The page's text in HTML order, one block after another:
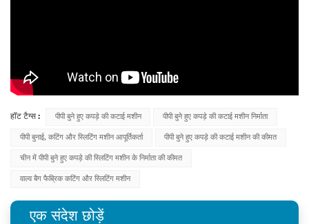
हॉट टैग्स : पीपी बुने हुए कपड़े की कटाई मशीन पीपी बुने हुए कपड़े की कटाई मशीन निर्माता
पीपी बुनाई, कटिंग और स्लिटिंग मशीन आपूर्तिकर्ता पीपी बुने हुए कपड़े की कटाई मशीन की कीमत
चीन में पीपी बुने हुए कपड़े की स्लिटिंग मशीन के निर्माता की कीमत
वाल्व बैग फैब्रिक कटिंग और स्लिटिंग मशीन
एक संदेश छोड़ें